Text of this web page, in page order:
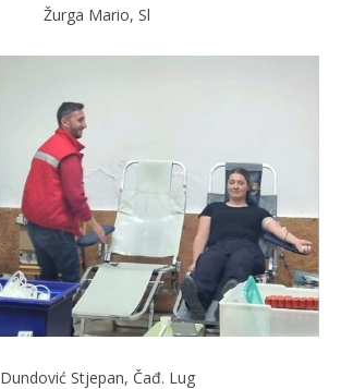
Žurga Mario, Sl
Dundović Stjepan, Čađ. Lug